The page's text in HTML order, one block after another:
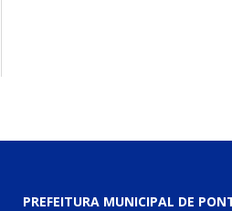
PREFEITURA MUNICIPAL DE